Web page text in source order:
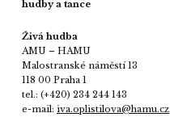
hudby a tance
Živá hudba
AMU – HAMU
Malostranské náměstí 13
118 00 Praha 1
tel.: (+420) 234 244 143
e-mail: iva.oplistilova@hamu.cz